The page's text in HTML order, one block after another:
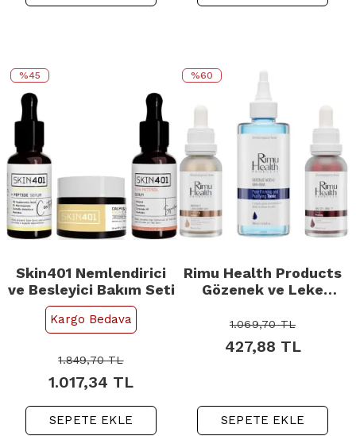
%45
Skin401 Nemlendirici
ve Besleyici Bakım Seti
Kargo Bedava
1.849,70TL
1.017,34 TL
SEPETE EKLE
%60
Rimu Health Products
Gözenek ve Leke
Etkili Cilt Bakım Seti
1.069,70TL
427,88 TL
SEPETE EKLE